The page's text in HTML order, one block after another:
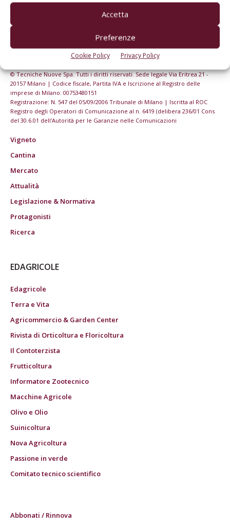
Accetta
Preferenze
Cookie Policy Privacy Policy
© Tecniche Nuove Spa. Tutti i diritti riservati. Sede legale Via Eritrea 21 -
20157 Milano | Codice fiscale, Partita IVA e Iscrizione al Registro delle
imprese di Milano: 00753480151
Registrazione: N. 547 del 05/09/2006 Tribunale di Milano | Iscritta al ROC
Registro degli Operatori di Comunicazione al n. 6419 (delibera 236/01 Cons
del 30.6.01 dell'Autorità per le Garanzie nelle Comunicazioni
Vigneto
Cantina
Mercato
Attualità
Legislazione & Normativa
Protagonisti
Ricerca
EDAGRICOLE
Edagricole
Terra e Vita
Agricommercio & Garden Center
Rivista di Orticoltura e Floricoltura
Il Contoterzista
Frutticoltura
Informatore Zootecnico
Macchine Agricole
Olivo e Olio
Suinicoltura
Nova Agricoltura
Passione in verde
Comitato tecnico scientifico
Abbonati / Rinnova